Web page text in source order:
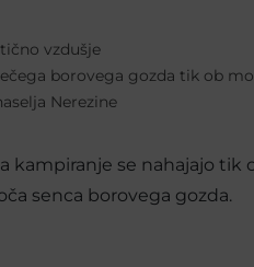
vzdušje
borovega gozda tik ob
Nerezine
kampiranje se nahajajo tik
senca borovega gozda.